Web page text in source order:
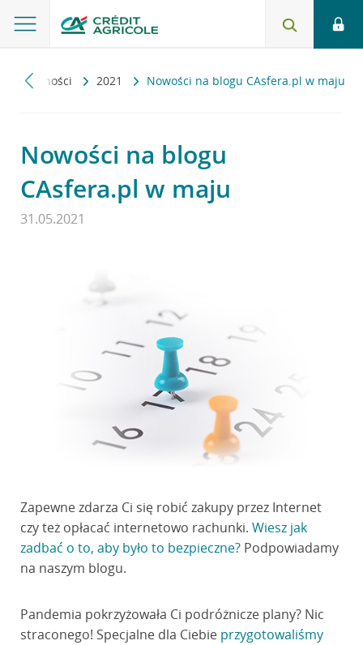
Aktualności 2021 Nowości na blogu CAsfera.pl w maju
Nowości na blogu
CAsfera.pl w maju
31.05.2021
Zapewne zdarza Ci się robić zakupy przez Internet
czy też opłacać internetowo rachunki. Wiesz jak
zadbać o to, aby było to bezpieczne?Podpowiadamy
na naszym blogu.
Pandemia pokrzyżowała Ci podróżnicze plany? Nic
straconego! Specjalne dla Ciebie przygotowaliśmy